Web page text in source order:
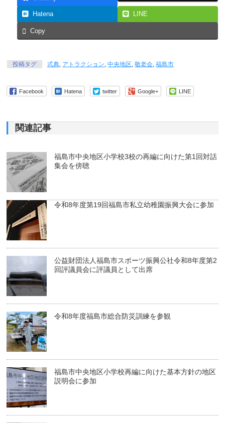
Hatena LINE
Copy
投稿タグ 式典, アトラクション,中央地区,敬老会,福島市
Facebook Hatena twitter Google+ LINE
関連記事
福島市中央地区小学校3校の再編に向けた第1回対話
集会を傍聴
令和8年度第19回福島市私立幼稚園振興大会に参加
公益財団法人福島市スポーツ振興公社令和8年度第2
回評議員会に評議員として出席
令和8年度福島市総合防災訓練を参観
福島市中央地区小学校再編に向けた基本方針の地区
説明会に参加